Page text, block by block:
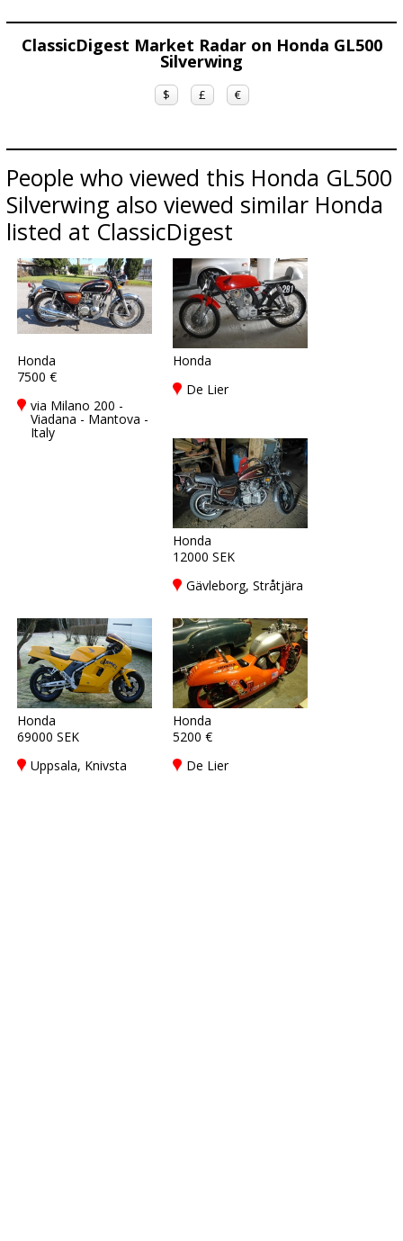
ClassicDigest Market Radar on Honda GL500
Silverwing
$ £ €
People who viewed this Honda GL500
Silverwing also viewed similar Honda
listed at ClassicDigest
Honda
7500 €
via Milano 200 -
Viadana - Mantova -
Italy
Honda
De Lier
Honda
12000 SEK
Gävleborg, Stråtjära
Honda
69000 SEK
Uppsala, Knivsta
Honda
5200 €
De Lier